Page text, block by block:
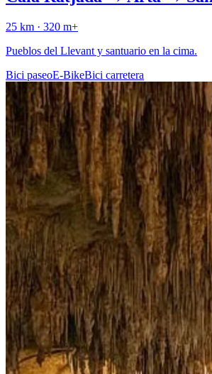
25 km · 320 m+
Pueblos del Llevant y santuario en la cima.
Bici paseoE-BikeBici carretera